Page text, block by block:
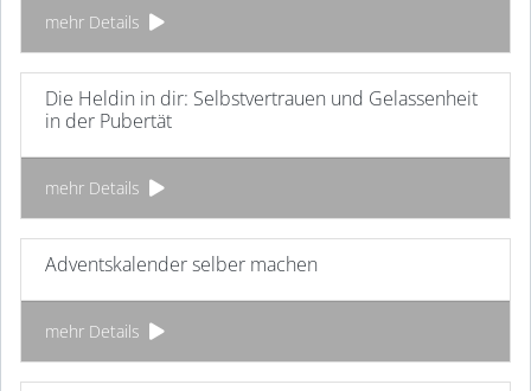
mehr Details
Die Heldin in dir: Selbstvertrauen und Gelassenheit
in der Pubertät
mehr Details
Adventskalender selber machen
mehr Details